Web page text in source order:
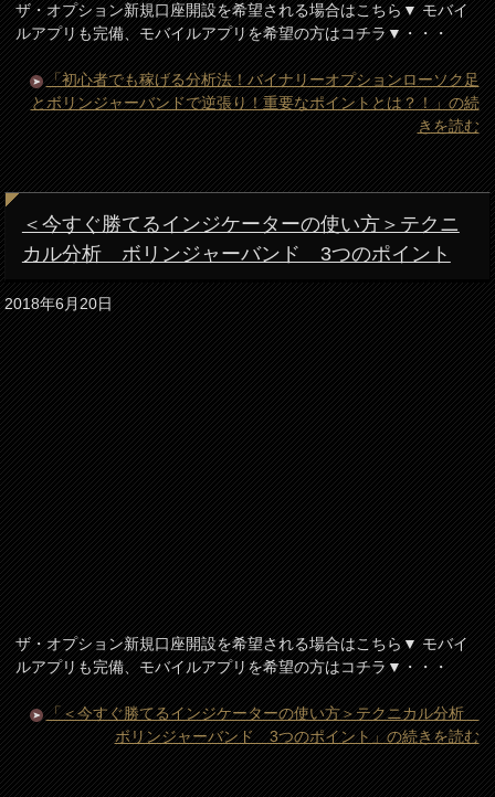
ザ・オプション新規口座開設を希望される場合はこちら▼ モバイ
ルアプリも完備、モバイルアプリを希望の方はコチラ▼・・・
「初心者でも稼げる分析法！バイナリーオプションローソク足
とボリンジャーバンドで逆張り！重要なポイントとは？！」の続
きを読む
＜今すぐ勝てるインジケーターの使い方＞テクニ
カル分析 ボリンジャーバンド 3つのポイント
2018年6月20日
ザ・オプション新規口座開設を希望される場合はこちら▼ モバイ
ルアプリも完備、モバイルアプリを希望の方はコチラ▼・・・
「＜今すぐ勝てるインジケーターの使い方＞テクニカル分析
ボリンジャーバンド 3つのポイント」の続きを読む